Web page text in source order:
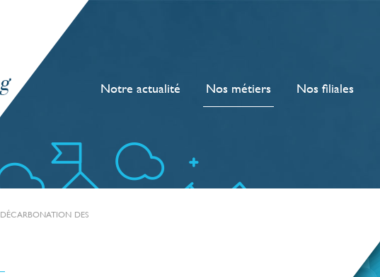
Notre actualité Nos métiers Nos filiales
DÉCARBONATION DES